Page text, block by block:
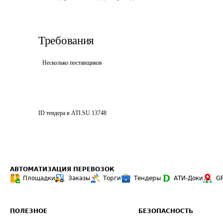
Требования
Несколько поставщиков
ID тендера в ATI.SU 13748
АВТОМАТИЗАЦИЯ ПЕРЕВОЗОК
Площадки
Заказы Торги Тендеры АТИ-Доки
ПОЛЕЗНОЕ БЕЗОПАСНОСТЬ